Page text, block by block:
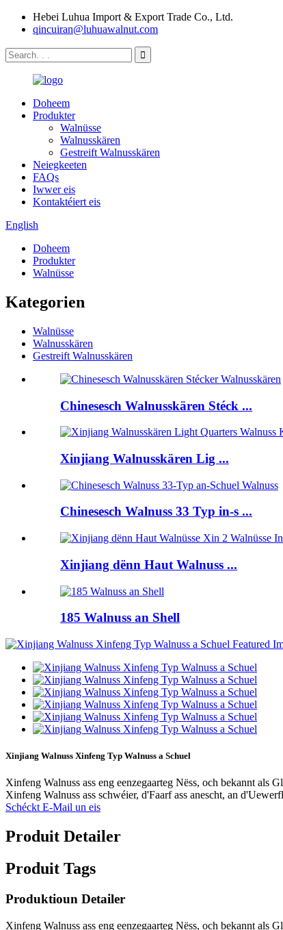
Hebei Luhua Import & Export Trade Co., Ltd.
qincuiran@luhuawalnut.com
Doheem
Produkter
Walnüsse
Walnusskären
Gestreift Walnusskären
Neiegkeeten
FAQs
Iwwer eis
Kontaktéiert eis
English
Doheem
Produkter
Walnüsse
Kategorien
Walnüsse
Walnusskären
Gestreift Walnusskären
Chinesesch Walnusskären Stéck ...
Xinjiang Walnusskären Lig ...
Chinesesch Walnuss 33 Typ in-s ...
Xinjiang dënn Haut Walnuss ...
185 Walnuss an Shell
Xinjiang Walnuss Xinfeng Typ Walnuss a Schuel
Xinfeng Walnuss ass eng eenzegaarteg Nëss, och bekannt als
Xinfeng Walnuss ass schwéier, d'Faarf ass anescht, an
Schéckt E-Mail un eis
Produit Detailer
Produit Tags
Produktioun Detailer
Xinfeng Walnuss ass eng eenzegaarteg Nëss, och bekannt als